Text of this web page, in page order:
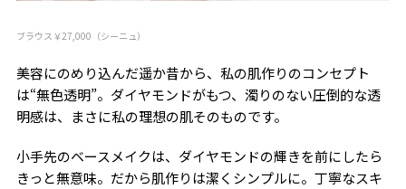
ブラウス￥27,000（シーニュ）
美容にのめり込んだ遥か昔から、私の肌作りのコンセプト
は“無色透明”。ダイヤモンドがもつ、濁りのない圧倒的な透
明感は、まさに私の理想の肌そのものです。
小手先のベースメイクは、ダイヤモンドの輝きを前にしたら
きっと無意味。だから肌作りは潔くシンプルに。丁寧なスキ